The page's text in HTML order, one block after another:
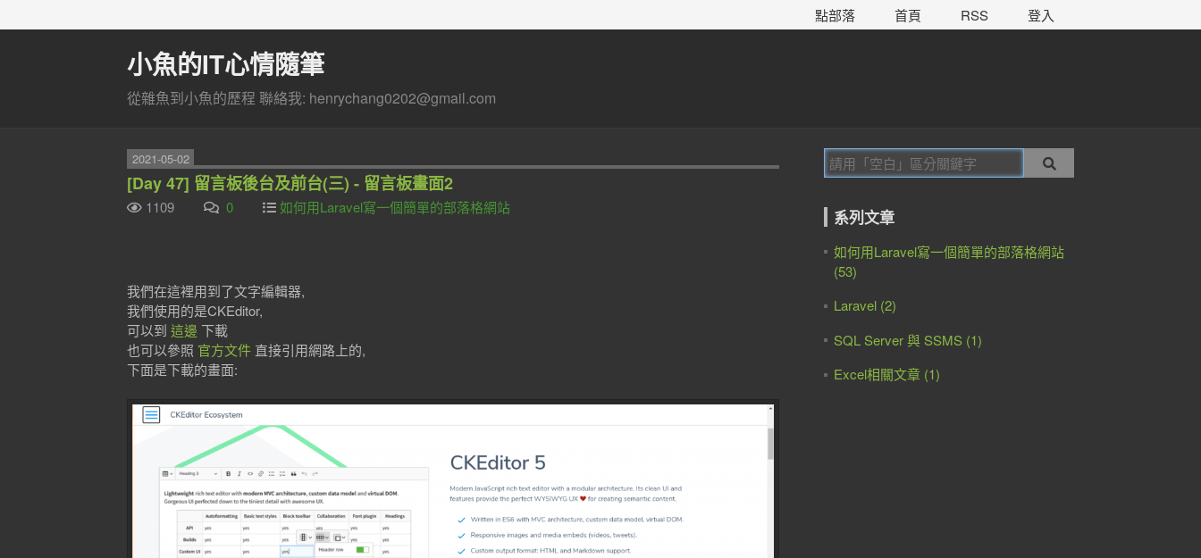
點部落 首頁 RSS 登入
小魚的IT心情隨筆
從雜魚到小魚的歷程 聯絡我: henrychang0202@gmail.com
2021-05-02
[Day 47] 留言板後台及前台(三) - 留言板畫面2
1109 0 如何用Laravel寫一個簡單的部落格網站
我們在這裡用到了文字編輯器,
我們使用的是CKEditor,
可以到 這邊 下載
也可以參照 官方文件 直接引用網路上的,
下面是下載的畫面:
系列文章
如何用Laravel寫一個簡單的部落格網站
(53)
Laravel (2)
SQL Server 與 SSMS (1)
Excel相關文章 (1)